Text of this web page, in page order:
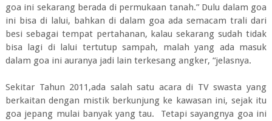
goa ini sekarang berada di permukaan tanah.” Dulu dalam goa
ini bisa di lalui, bahkan di dalam goa ada semacam trali dari
besi sebagai tempat pertahanan, kalau sekarang sudah tidak
bisa lagi di lalui tertutup sampah, malah yang ada masuk
dalam goa ini auranya jadi lain terkesang angker, “jelasnya.
Sekitar Tahun 2011,ada salah satu acara di TV swasta yang
berkaitan dengan mistik berkunjung ke kawasan ini, sejak itu
goa jepang mulai banyak yang tau. Tetapi sayangnya goa ini